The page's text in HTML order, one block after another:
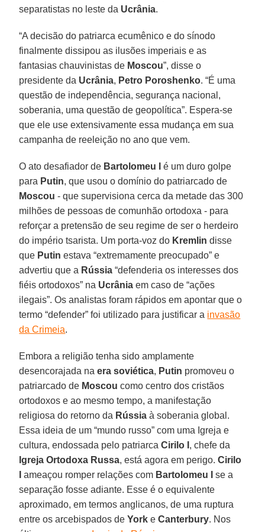
separatistas no leste da Ucrânia.
“A decisão do patriarca ecumênico e do sínodo
finalmente dissipou as ilusões imperiais e as
fantasias chauvinistas de Moscou”, disse o
presidente da Ucrânia, Petro Poroshenko. “É uma
questão de independência, segurança nacional,
soberania, uma questão de geopolítica”. Espera-se
que ele use extensivamente essa mudança em sua
campanha de reeleição no ano que vem.
O ato desafiador de Bartolomeu I
é um duro golpe
para Putin, que usou o domínio do patriarcado de
Moscou - que supervisiona cerca da metade das 300
milhões de pessoas de comunhão ortodoxa - para
reforçar a pretensão de seu regime de ser o herdeiro
do império tsarista. Um porta-voz do Kremlin disse
que Putin estava “extremamente preocupado” e
advertiu que a Rússia “defenderia os interesses dos
fiéis ortodoxos” na Ucrânia em caso de “ações
ilegais”. Os analistas foram rápidos em apontar que o
termo “defender” foi utilizado para justificar a invasão
da Crimeia.
Embora a religião tenha sido amplamente
desencorajada naera soviética, Putin promoveu o
patriarcado de Moscou como centro dos cristãos
ortodoxos e ao mesmo tempo, a manifestação
religiosa do retorno da Rússia à soberania global.
Essa ideia de um “mundo russo” com uma Igreja e
cultura, endossada pelo patriarcaCirilo I , chefe da
Igreja Ortodoxa Russa, está agora em perigo.Cirilo
ameaçou romper relações com Bartolomeu I
se a
separação fosse adiante. Esse é o equivalente
aproximado, em termos anglicanos, de uma ruptura
entre os arcebispados deYork eCanterbury. Nos